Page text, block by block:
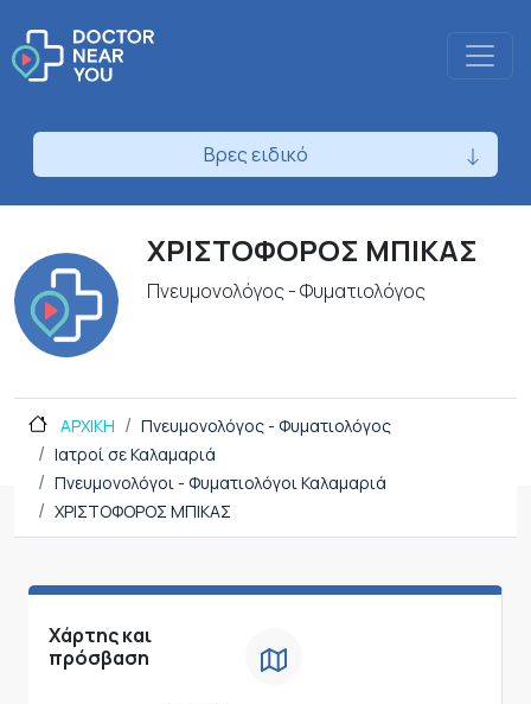
Βρες ειδικό
ΧΡΙΣΤΟΦΟΡΟΣ ΜΠΙΚΑΣ
Πνευμονολόγος - Φυματιολόγος
ΑΡΧΙΚΗ
Πνευμονολόγος - Φυματιολόγος
Ιατροί σε Καλαμαριά
Πνευμονολόγοι - Φυματιολόγοι Καλαμαριά
ΧΡΙΣΤΟΦΟΡΟΣ ΜΠΙΚΑΣ
Χάρτης και
πρόσβαση